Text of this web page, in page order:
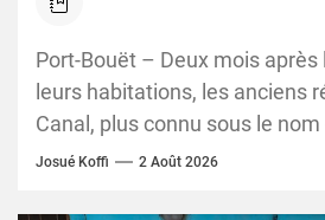
Port-Bouët – Deux mois
leurs habitations, les anciens
Canal, plus connu sous le
refusent de sombrer...
Josué Koffi 2 Août 2026